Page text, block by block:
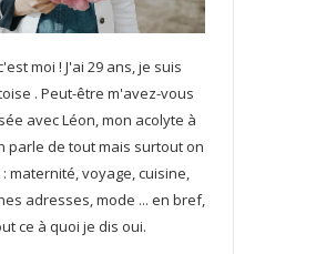
moi ! J'ai 29 ans, je suis
. Peut-être m'avez-vous
avec Léon, mon acolyte à
parle de tout mais surtout on
maternité, voyage, cuisine,
adresses, mode ... en bref,
ce à quoi je dis oui.